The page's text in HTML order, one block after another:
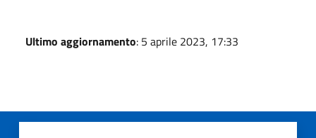
Ultimo aggiornamento: 5 aprile 2023, 17:33